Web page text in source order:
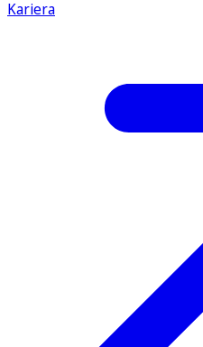
Kariera